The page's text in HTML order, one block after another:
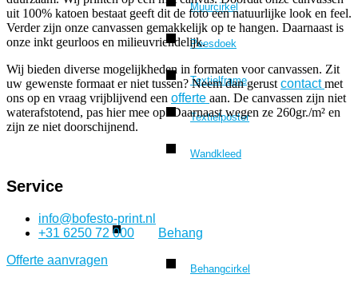
Muurcirkel
Peesdoek
Textielframe
Textielposter
Wandkleed
Behang
Behangcirkel
uit 100% katoen bestaat geeft dit de foto een natuurlijke look en feel.
Verder zijn onze canvassen gemakkelijk op te hangen. Daarnaast is
onze inkt geurloos en milieuvriendelijk.
Wij bieden diverse mogelijkheden in formaten voor canvassen. Zit
uw gewenste formaat er niet tussen? Neem dan gerust contactmet
ons op en vraag vrijblijvend een offerte aan. De canvassen zijn niet
waterafstotend, pas hier mee op. Daarnaast wegen ze 260gr./m² en
zijn ze niet doorschijnend.
Service
info@bofesto-print.nl
+31 6250 72 000
Offerte aanvragen